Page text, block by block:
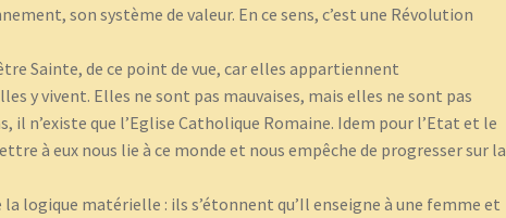
son système de valeur. En ce sens, c’est une Révolution
Sainte, de ce point de vue, car elles appartiennent
y vivent. Elles ne sont pas mauvaises, mais elles ne sont pas
il n’existe que l’Eglise Catholique Romaine. Idem pour l’Etat et le
à eux nous lie à ce monde et nous empêche de progresser sur la
logique matérielle : ils s’étonnent qu’Il enseigne à une femme et